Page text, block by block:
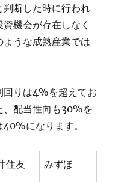
断した時に行われ
機会が存在しなく
うな成熟産業では
回りは4%を超えてお
、配当性向も30%を
になります。
住友 みずほ